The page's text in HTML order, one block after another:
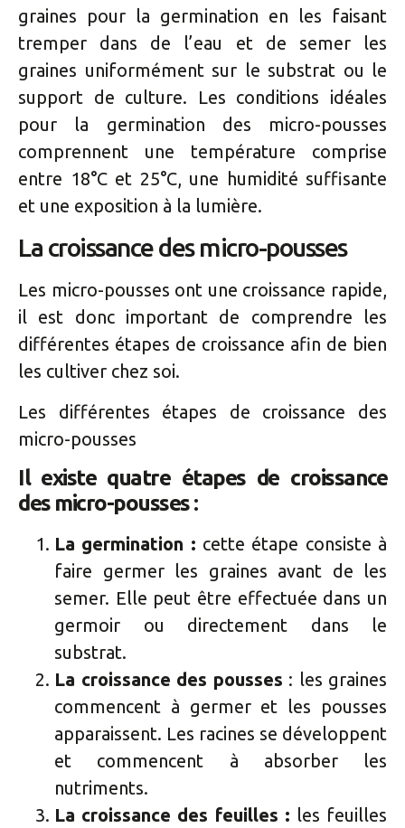
graines pour la germination en les faisant
tremper dans de l’eau et de semer les
graines uniformément sur le substrat ou le
support de culture. Les conditions idéales
pour la germination des micro-pousses
comprennent une température comprise
entre 18°C et 25°C, une humidité suffisante
et une exposition à la lumière.
La croissance des micro-pousses
Les micro-pousses ont une croissance rapide,
il est donc important de comprendre les
différentes étapes de croissance afin de bien
les cultiver chez soi.
Les différentes étapes de croissance des
micro-pousses
Il existe quatre étapes de croissance
des micro-pousses :
La germination : cette étape consiste à
faire germer les graines avant de les
semer. Elle peut être effectuée dans un
germoir ou directement dans le
substrat.
La croissance des pousses : les graines
commencent à germer et les pousses
apparaissent. Les racines se développent
et commencent à absorber les
nutriments.
La croissance des feuilles : les feuilles